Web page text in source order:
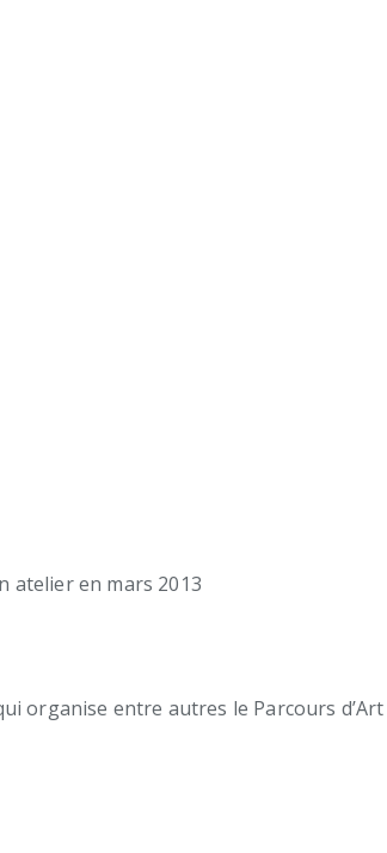
atelier en mars 2013
organise entre autres le Parcours